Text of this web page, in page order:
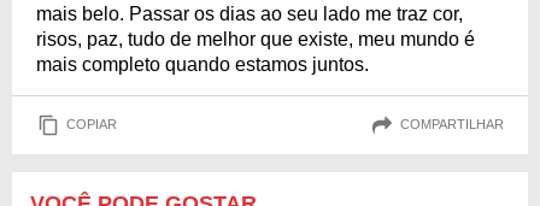
mais belo. Passar os dias ao seu lado me traz cor,
risos, paz, tudo de melhor que existe, meu mundo é
mais completo quando estamos juntos.
COPIAR COMPARTILHAR